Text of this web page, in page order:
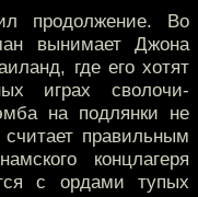
продолжение. Во
вынимает Джона
где его хотят
играх сволочи-
на подлянки не
правильным
концлагеря
с ордами тупых